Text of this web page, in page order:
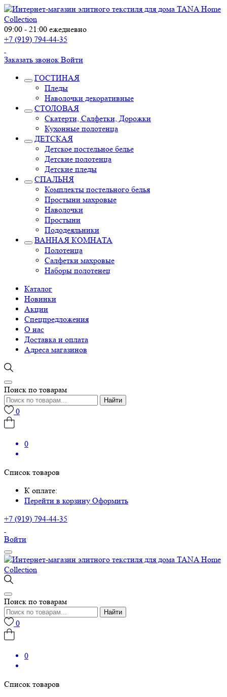
09:00 - 21:00 ежедневно
+7 (919) 794-44-35
Заказать звонок Войти
ГОСТИНАЯ
Пледы
Наволочки декоративные
СТОЛОВАЯ
Скатерти, Салфетки, Дорожки
Кухонные полотенца
ДЕТСКАЯ
Детское постельное белье
Детские полотенца
Детские пледы
СПАЛЬНЯ
Комплекты постельного белья
Простыни махровые
Наволочки
Простыни
Пододеяльники
ВАННАЯ КОМНАТА
Полотенца
Салфетки махровые
Наборы полотенец
Каталог
Новинки
Акции
Спецпредложения
О нас
Доставка и оплата
Адреса магазинов
Поиск по товарам
Найти
0
0
Список товаров
К оплате:
Перейти в корзину Оформить
+7 (919) 794-44-35
Войти
Поиск по товарам
Найти
0
0
Список товаров